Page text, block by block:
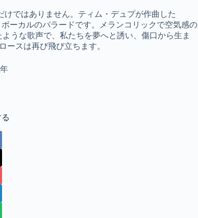
けではありません。ティム・デュプが作曲した
ボーカルのバラードです。メランコリックで空気感の
うな歌声で、私たちを夢へと誘い、傷口から生ま
ースは再び飛び立ちます。